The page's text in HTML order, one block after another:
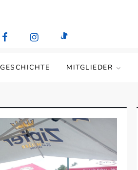
GESCHICHTE MITGLIEDER